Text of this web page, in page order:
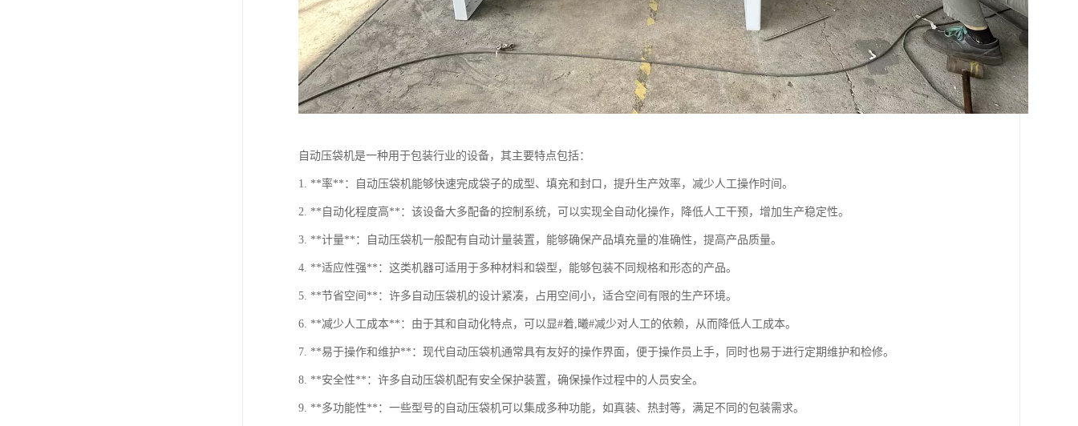
自动压袋机是一种用于包装行业的设备，其主要特点包括：
1. **率**：自动压袋机能够快速完成袋子的成型、填充和封口，提升生产效率，减少人工操作时间。
2. **自动化程度高**：该设备大多配备的控制系统，可以实现全自动化操作，降低人工干预，增加生产稳定性。
3. **计量**：自动压袋机一般配有自动计量装置，能够确保产品填充量的准确性，提高产品质量。
4. **适应性强**：这类机器可适用于多种材料和袋型，能够包装不同规格和形态的产品。
5. **节省空间**：许多自动压袋机的设计紧凑，占用空间小，适合空间有限的生产环境。
6. **减少人工成本**：由于其和自动化特点，可以显#着,曦#减少对人工的依赖，从而降低人工成本。
7. **易于操作和维护**：现代自动压袋机通常具有友好的操作界面，便于操作员上手，同时也易于进行定期维护和检修。
8. **安全性**：许多自动压袋机配有安全保护装置，确保操作过程中的人员安全。
9. **多功能性**：一些型号的自动压袋机可以集成多种功能，如真装、热封等，满足不同的包装需求。